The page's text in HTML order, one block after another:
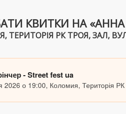
КВИТКИ НА «АННА
ТЕРИТОРІЯ РК ТРОЯ, ЗАЛ,
- Street fest ua
2026 о 19:00, Коломия, Територія